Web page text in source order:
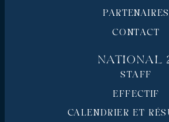
PARTENAIRES
CONTACT
National
STAFF
EFFECTIF
CALENDRIER ET